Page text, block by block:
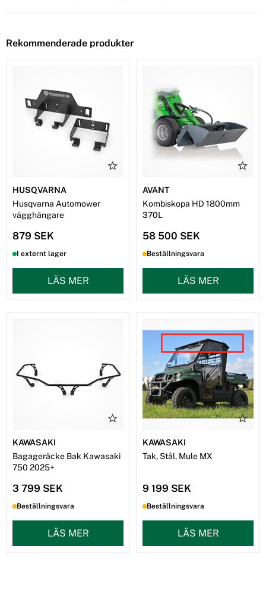
Rekommenderade produkter
HUSQVARNA
Husqvarna Automower
vägghängare
879 SEK
I externt lager
LÄS MER
AVANT
Kombiskopa HD 1800mm
370L
58 500 SEK
Beställningsvara
LÄS MER
KAWASAKI
Bagageräcke Bak Kawasaki
750 2025+
3 799 SEK
Beställningsvara
LÄS MER
KAWASAKI
Tak, Stål, Mule MX
9 199 SEK
Beställningsvara
LÄS MER